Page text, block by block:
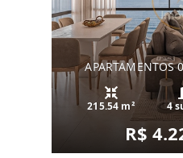
APARTAMENTOS
215.54 m² 4
R$